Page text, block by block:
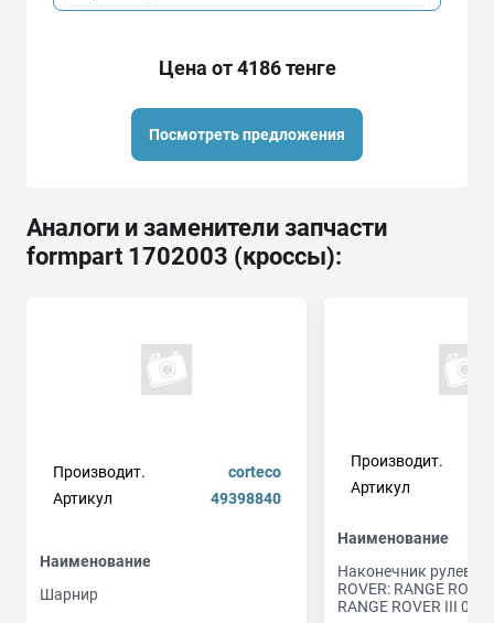
Цена от 4186 тенге
Посмотреть предложения
Аналоги и заменители запчасти
formpart 1702003 (кроссы):
Производит.
corteco
Артикул
49398840
Наименование
Шарнир
Производит.
Артикул
Наименование
Наконечник рулевой
ROVER: RANGE
RANGE ROVER III 02-